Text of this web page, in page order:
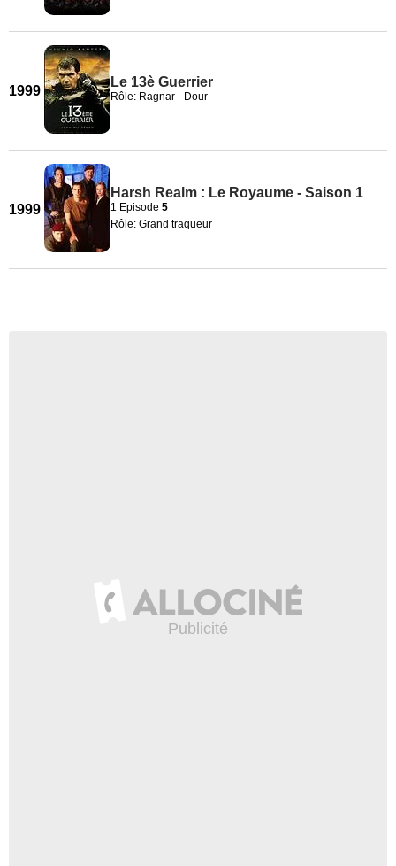
1999
Le 13è Guerrier
Rôle: Ragnar - Dour
1999
Harsh Realm : Le Royaume - Saison 1
1 Episode 5
Rôle: Grand traqueur